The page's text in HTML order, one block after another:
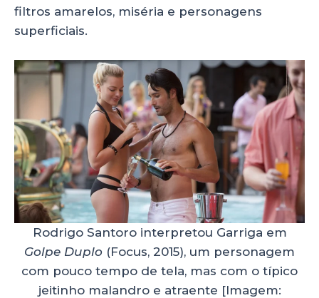
filtros amarelos, miséria e personagens
superficiais.
Rodrigo Santoro interpretou Garriga em
Golpe Duplo (Focus, 2015), um personagem
com pouco tempo de tela, mas com o típico
jeitinho malandro e atraente [Imagem: